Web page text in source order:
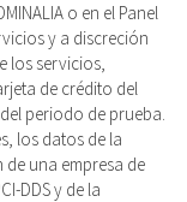
o en el Panel
y a discreción
los servicios,
de crédito del
periodo de prueba.
los datos de la
una empresa de
DDS y de la